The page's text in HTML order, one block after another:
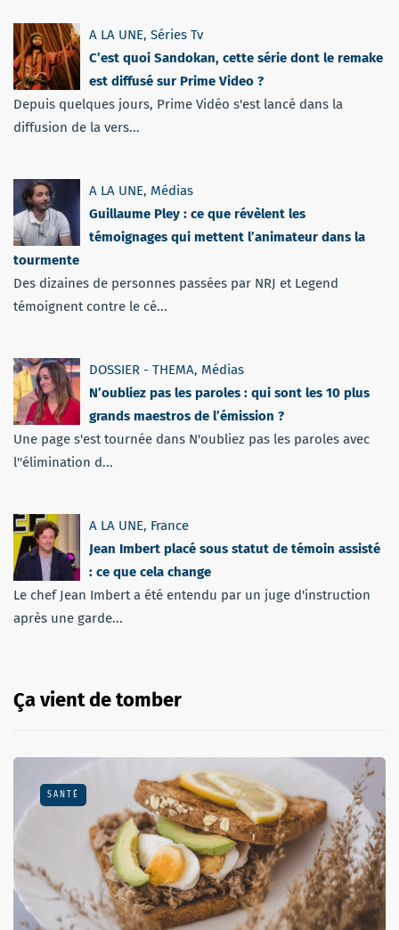
A LA UNE, Séries Tv
C’est quoi Sandokan, cette série dont le remake
est diffusé sur Prime Video ?
Depuis quelques jours, Prime Vidéo s'est lancé dans la
diffusion de la vers...
A LA UNE, Médias
Guillaume Pley : ce que révèlent les
témoignages qui mettent l’animateur dans la
tourmente
Des dizaines de personnes passées par NRJ et Legend
témoignent contre le cé...
DOSSIER - THEMA, Médias
N’oubliez pas les paroles : qui sont les 10 plus
grands maestros de l’émission ?
Une page s'est tournée dans N'oubliez pas les paroles avec
l''élimination d...
A LA UNE, France
Jean Imbert placé sous statut de témoin assisté
: ce que cela change
Le chef Jean Imbert a été entendu par un juge d'instruction
après une garde...
Ça vient de tomber
SANTÉ